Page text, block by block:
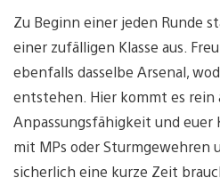
Zu Beginn einer jeden Runde
einer zufälligen Klasse aus.
ebenfalls dasselbe Arsenal,
entstehen. Hier kommt es rein
Anpassungsfähigkeit und euer
mit MPs oder Sturmgewehren
sicherlich eine kurze Zeit